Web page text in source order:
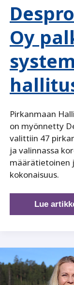
Oy
Pirkanmaan
on myönnetty
valittiin 47
ja valinnassa
määrätietoinen
kokonaisuus.
Despro
Lue